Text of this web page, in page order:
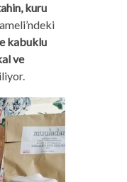
kuru
kabuklu
ve